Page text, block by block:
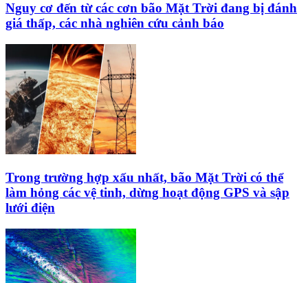
Nguy cơ đến từ các cơn bão Mặt Trời đang bị đánh
giá thấp, các nhà nghiên cứu cảnh báo
Trong trường hợp xấu nhất, bão Mặt Trời có thể
làm hỏng các vệ tinh, dừng hoạt động GPS và sập
lưới điện